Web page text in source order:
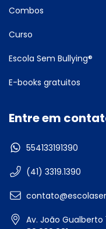
Combos
Curso
Escola Sem Bullying®
E-books gratuitos
Entre em
554133191390
(41) 3319.1390
Av. João Gualberto